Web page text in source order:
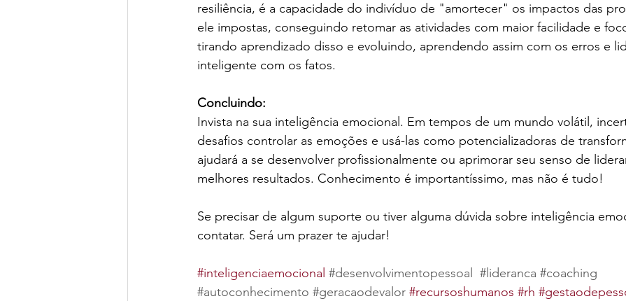
resiliência, é a capacidade do indivíduo de "amortecer" os impactos das
ele impostas, conseguindo retomar as atividades com maior facilidade e
tirando aprendizado disso e evoluindo, aprendendo assim com os erros e
inteligente com os fatos.
Concluindo:
Invista na sua inteligência emocional. Em tempos de um mundo volátil,
desafios controlar as emoções e usá-las como potencializadoras de
ajudará a se desenvolver profissionalmente ou aprimorar seu senso de
melhores resultados. Conhecimento é importantíssimo, mas não é tudo!
Se precisar de algum suporte ou tiver alguma dúvida sobre inteligência
contatar. Será um prazer te ajudar!
#inteligenciaemocional #desenvolvimentopessoal #lideranca #coaching
#autoconhecimento #geracaodevalor #recursoshumanos #rh